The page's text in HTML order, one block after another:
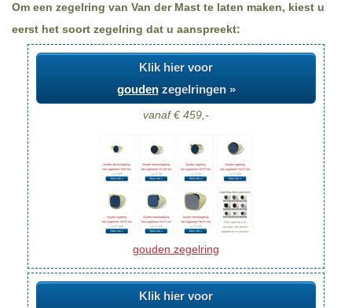
Om een zegelring van Van der Mast te laten maken, kiest u
eerst het soort zegelring dat u aanspreekt:
Klik hier voor
goudenzegelringen »
vanaf € 459,-
gouden zegelring
Klik hier voor